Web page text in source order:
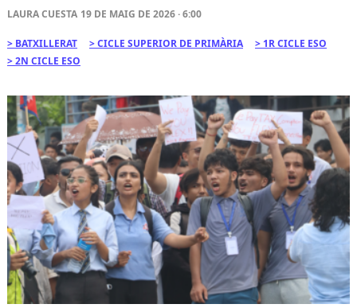
LAURA CUESTA 19 DE MAIG DE 2026 · 6:00
BATXILLERAT CICLE SUPERIOR DE PRIMÀRIA
1R CICLE ESO
2N CICLE ESO